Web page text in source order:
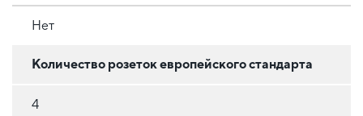
Нет
Количество розеток европейского стандарта
4